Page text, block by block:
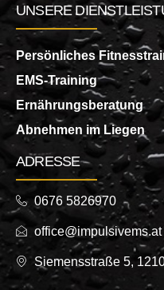
UNSERE
Persönliches
EMS-Training
Ernährungsberatung
Abnehmen im Liegen
ADRESSE
0676 5826970
office@impulsivems.at
Siemensstraße 5,